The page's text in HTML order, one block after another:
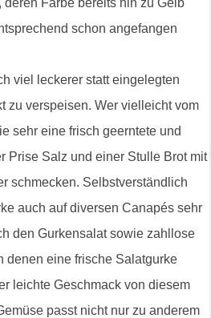
Farbe bereits hin zu Gelb
schon angefangen
viel leckerer statt eingelegten
zu verspeisen. Wer vielleicht vom
sehr eine frisch geerntete und
Prise Salz und einer Stulle Brot mit
schmecken. Selbstverständlich
auch auf diversen Canapés sehr
den Gurkensalat sowie zahllose
denen eine frische Salatgurke
leichte Geschmack von diesem
passt nicht nur zu anderem